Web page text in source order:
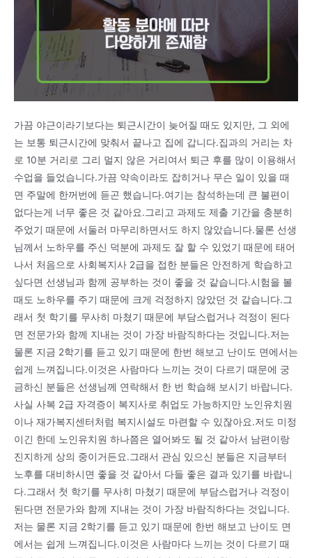
가끔 야근이라기보다는 퇴근시간이 늦어질 때도 있지만, 그 외에
는 보통 퇴근시간에 맞춰서 끝나고 집에 갑니다.집과의 거리는 차
로 10분 거리로 그리 멀지 않은 거리여서 퇴근 후를 많이 이용해서
수업을 들었습니다.가끔 약속이라도 잡히거나 무슨 일이 있을 때
면 주말에 한꺼번에 듣곤 했습니다.여기는 참석하는데 큰 불편이
없다는게 너무 좋은 것 같아요.그리고 과제도 제출 기간을 충분히
주었기 때문에 서둘러 마무리하면서도 하지 않았습니다.물론 선생
님께서 노하우를 주신 덕분에 과제도 잘 할 수 있었기 때문에 태어
나서 처음으로 사회복지사 2급을 접한 분들은 안전하게 학습하고
싶다면 선생님과 함께 공부하는 것이 좋을 것 같습니다.시험을 볼
때도 노하우를 주기 때문에 크게 걱정하지 않았던 것 같습니다.그
래서 첫 학기를 무사히 마쳤기 때문에 부담스럽거나 걱정이 된다
면 전문가와 함께 지내는 것이 가장 바람직하다는 것입니다.저는
물론 지금 2학기를 듣고 있기 때문에 한번 해보고 난이도 면에서는
쉽게 느껴집니다.이것은 사람마다 느끼는 것이 다르기 때문에 궁
금하신 분들은 선생님께 연락해서 한 번 학습해 보시기 바랍니다.
사실 사복 2급 자격증이 복지사로 취업도 가능하지만 노인유치원
이나 재가복지센터처럼 복지시설도 마련할 수 있잖아요.저도 미정
이긴 한데 노인유치원 하나쯤은 열어봐도 될 것 같아서 남편이랑
진지하게 상의 중이거든요.그래서 관심 있으신 분들은 지금부터
노후를 대비하시면 좋을 것 같아서 다들 좋은 결과 있기를 바랍니
다.그래서 첫 학기를 무사히 마쳤기 때문에 부담스럽거나 걱정이
된다면 전문가와 함께 지내는 것이 가장 바람직하다는 것입니다.
저는 물론 지금 2학기를 듣고 있기 때문에 한번 해보고 난이도 면
에서는 쉽게 느껴집니다.이것은 사람마다 느끼는 것이 다르기 때